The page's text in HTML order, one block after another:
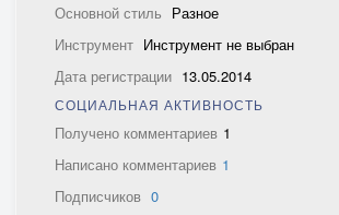
Основной стиль Разное
Инструмент Инструмент не выбран
Дата регистрации 13.05.2014
СОЦИАЛЬНАЯ АКТИВНОСТЬ
Получено комментариев 1
Написано комментариев 1
Подписчиков 0